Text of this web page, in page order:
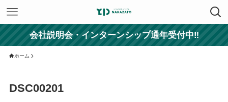
会社説明会・インターンシップ通年受付中‼
ホーム
DSC00201